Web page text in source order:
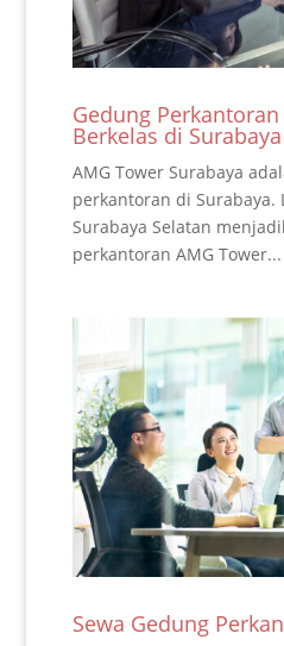
Gedung
Berkelas di Surabaya
AMG Tower Surabaya
perkantoran di Surabaya.
Surabaya Selatan
perkantoran AMG Tower...
Sewa Gedung